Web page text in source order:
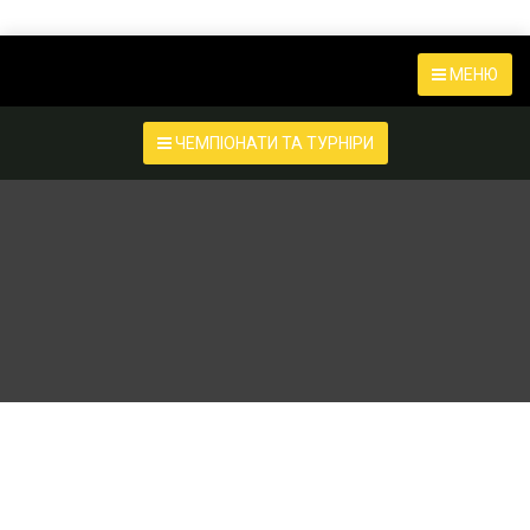
МЕНЮ
ЧЕМПІОНАТИ ТА ТУРНІРИ